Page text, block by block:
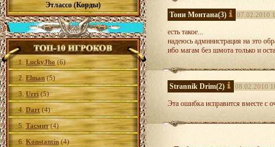
Этлассо (Корды)
1. LuckyJho (6)
2. Elman(5)
3. Urri (5)
4. Dart (4)
5. Тасмит(4)
6. Konstantin(4)
Тони Монтана(3) 07.02.2010
есть такое...
надеюсь администрация на это
ибо магам без шмота только и
Strannik Drim(2) 08.02.2010
Эта ошибка исправится вместе с